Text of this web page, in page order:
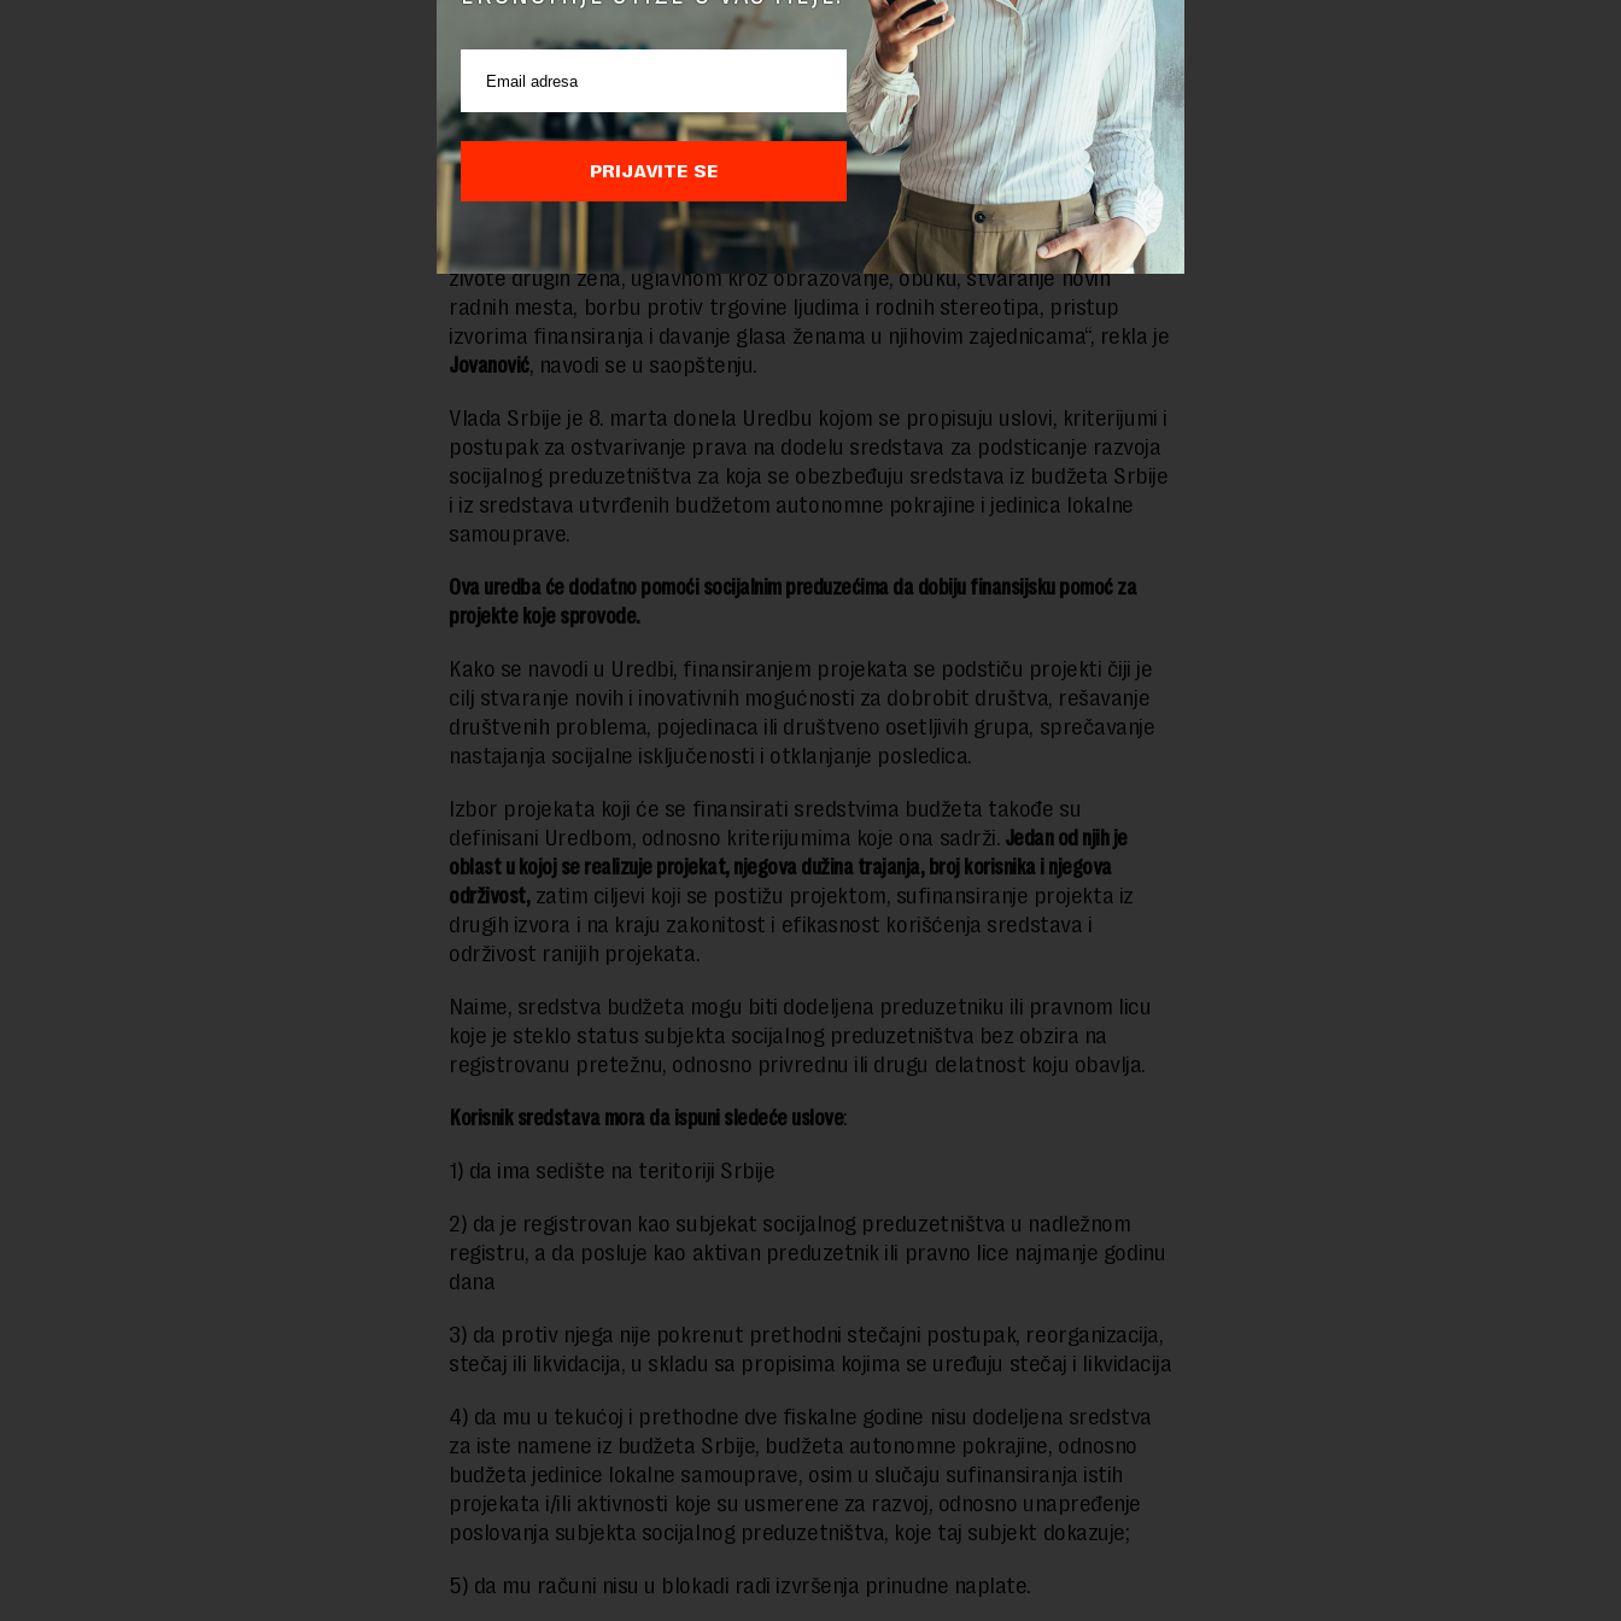
Vlada Srbije na proleće i dodala da će sredstva koja su planirana za ovu
namenu iznositi 50 miliona dinara.
Izvršna direktorka NALED-aVioleta Jovanovićje istakla da žene koje su
dugoročno nezaposlene, najčešće poseduju konkretne veštine koje uz
adekvatnu podršku mogu da budu temelj za afirmaciju žena i ostvarivanje
prihoda.
„Socijalna preduzeća na čijem se čelu nalaze žene mogu imati veliki uticaj na
živote drugih žena, uglavnom kroz obrazovanje, obuku, stvaranje novih
radnih mesta, borbu protiv trgovine ljudima i rodnih stereotipa, pristup
izvorima finansiranja i davanje glasa ženama u njihovim zajednicama“, rekla je
Jovanović, navodi se u saopštenju.
Vlada Srbije je 8. marta donela Uredbu kojom se propisuju uslovi, kriterijumi i
postupak za ostvarivanje prava na dodelu sredstava za podsticanje razvoja
socijalnog preduzetništva za koja se obezbeđuju sredstava iz budžeta Srbije
i iz sredstava utvrđenih budžetom autonomne pokrajine i jedinica lokalne
samouprave.
Ova uredba će dodatno pomoći socijalnim preduzećima da dobiju finansijsku pomoć za
projekte koje sprovode.
Kako se navodi u Uredbi, finansiranjem projekata se podstiču projekti čiji je
cilj stvaranje novih i inovativnih mogućnosti za dobrobit društva, rešavanje
društvenih problema, pojedinaca ili društveno osetljivih grupa, sprečavanje
nastajanja socijalne isključenosti i otklanjanje posledica.
Izbor projekata koji će se finansirati sredstvima budžeta takođe su
definisani Uredbom, odnosno kriterijumima koje ona sadrži. Jedan od njih je
oblast u kojoj se realizuje projekat, njegova dužina trajanja, broj korisnika i njegova
održivost,zatim ciljevi koji se postižu projektom, sufinansiranje projekta iz
drugih izvora i na kraju zakonitost i efikasnost korišćenja sredstava i
održivost ranijih projekata.
Naime, sredstva budžeta mogu biti dodeljena preduzetniku ili pravnom licu
koje je steklo status subjekta socijalnog preduzetništva bez obzira na
registrovanu pretežnu, odnosno privrednu ili drugu delatnost koju obavlja.
Korisnik sredstava mora da ispuni sledeće uslove:
1) da ima sedište na teritoriji Srbije
2) da je registrovan kao subjekat socijalnog preduzetništva u nadležnom
registru, a da posluje kao aktivan preduzetnik ili pravno lice najmanje godinu
dana
3) da protiv njega nije pokrenut prethodni stečajni postupak, reorganizacija,
stečaj ili likvidacija, u skladu sa propisima kojima se uređuju stečaj i likvidacija
4) da mu u tekućoj i prethodne dve fiskalne godine nisu dodeljena sredstva
za iste namene iz budžeta Srbije, budžeta autonomne pokrajine, odnosno
budžeta jedinice lokalne samouprave, osim u slučaju sufinansiranja istih
projekata i/ili aktivnosti koje su usmerene za razvoj, odnosno unapređenje
poslovanja subjekta socijalnog preduzetništva, koje taj subjekt dokazuje;
5) da mu računi nisu u blokadi radi izvršenja prinudne naplate.
PRIJAVITE SE